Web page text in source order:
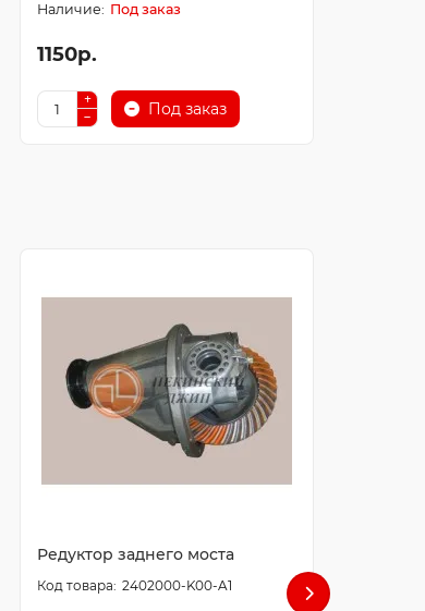
Под заказ
1150р.
Под заказ
Редуктор заднего моста
2402000-K00-A1